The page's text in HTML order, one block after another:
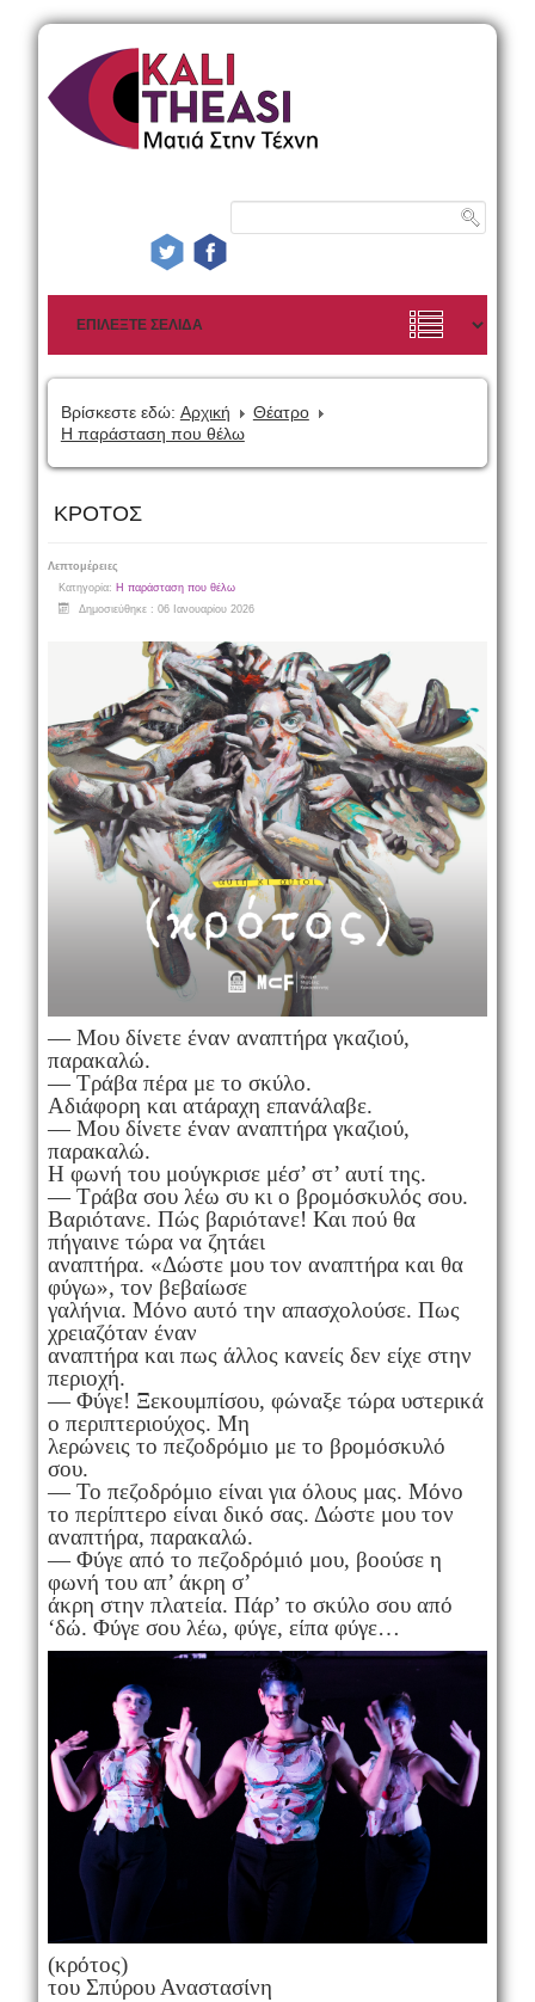
Βρίσκεστε εδώ: Αρχική
Θέατρο
Η παράσταση που θέλω
ΚΡΟΤΟΣ
Λεπτομέρειες
Κατηγορία: Η παράσταση που θέλω
Δημοσιεύθηκε : 06 Ιανουαρίου 2026
— Μου δίνετε έναν αναπτήρα γκαζιού,
παρακαλώ.
— Τράβα πέρα με τo σκύλο.
Αδιάφορη και ατάραχη επανάλαβε.
— Μου δίνετε έναν αναπτήρα γκαζιού,
παρακαλώ.
Η φωνή του μούγκρισε μέσ’ στ’ αυτί της.
— Τράβα σου λέω συ κι ο βρομόσκυλός σου.
Βαριότανε. Πώς βαριότανε! Και πού θα
πήγαινε τώρα να ζητάει
αναπτήρα. «Δώστε μου τον αναπτήρα και θα
φύγω», τον βεβαίωσε
γαλήνια. Μόνο αυτό την απασχολούσε. Πως
χρειαζόταν έναν
αναπτήρα και πως άλλος κανείς δεν είχε στην
περιοχή.
— Φύγε! Ξεκουμπίσου, φώναξε τώρα υστερικά
ο περιπτεριούχος. Μη
λερώνεις το πεζοδρόμιο με το βρομόσκυλό
σου.
— Το πεζοδρόμιο είναι για όλους μας. Μόνο
το περίπτερο είναι δικό σας. Δώστε μου τον
αναπτήρα, παρακαλώ.
— Φύγε από το πεζοδρόμιό μου, βοούσε η
φωνή του απ’ άκρη σ’
άκρη στην πλατεία. Πάρ’ το σκύλο σου από
‘δώ. Φύγε σου λέω, φύγε, είπα φύγε…
(κρότος)
του Σπύρου Αναστασίνη